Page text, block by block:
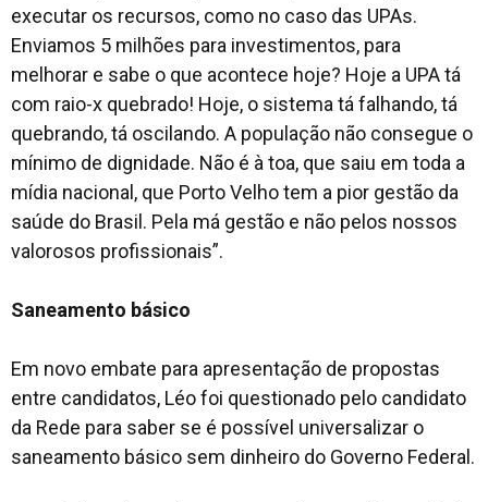
executar os recursos, como no caso das UPAs.
Enviamos 5 milhões para investimentos, para
melhorar e sabe o que acontece hoje? Hoje a UPA tá
com raio-x quebrado! Hoje, o sistema tá falhando, tá
quebrando, tá oscilando. A população não consegue o
mínimo de dignidade. Não é à toa, que saiu em toda a
mídia nacional, que Porto Velho tem a pior gestão da
saúde do Brasil. Pela má gestão e não pelos nossos
valorosos profissionais”.
Saneamento básico
Em novo embate para apresentação de propostas
entre candidatos, Léo foi questionado pelo candidato
da Rede para saber se é possível universalizar o
saneamento básico sem dinheiro do Governo Federal.